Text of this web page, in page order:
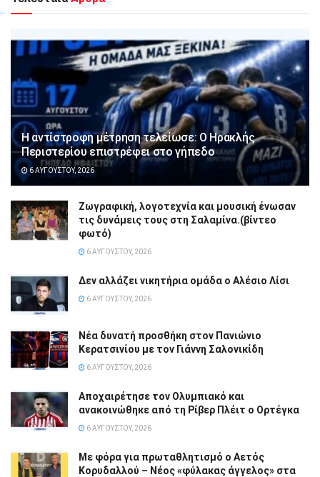
Η αντίστροφη μέτρηση τελείωσε: Ο Ηρακλής
Περιστερίου επιστρέφει στο γήπεδο
6 ΑΥΓΟΎΣΤΟΥ, 2026
Ζωγραφική, λογοτεχνία και μουσική ένωσαν
τις δυνάμεις τους στη Σαλαμίνα.(βίντεο
φωτό)
6 ΑΥΓΟΎΣΤΟΥ, 2026
Δεν αλλάζει νικητήρια ομάδα ο Αλέσιο Λίσι
6 ΑΥΓΟΎΣΤΟΥ, 2026
Νέα δυνατή προσθήκη στον Πανιώνιο
Κερατσινίου με τον Γιάννη Σαλονικίδη
6 ΑΥΓΟΎΣΤΟΥ, 2026
Αποχαιρέτησε τον Ολυμπιακό και
ανακοινώθηκε από τη Ρίβερ Πλέιτ ο Ορτέγκα
6 ΑΥΓΟΎΣΤΟΥ, 2026
Με φόρα για πρωταθλητισμό ο Αετός
Κορυδαλλού – Νέος «φύλακας άγγελος» στα